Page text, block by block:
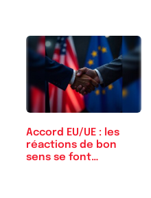
Accord EU/UE : les
réactions de bon
sens se font…